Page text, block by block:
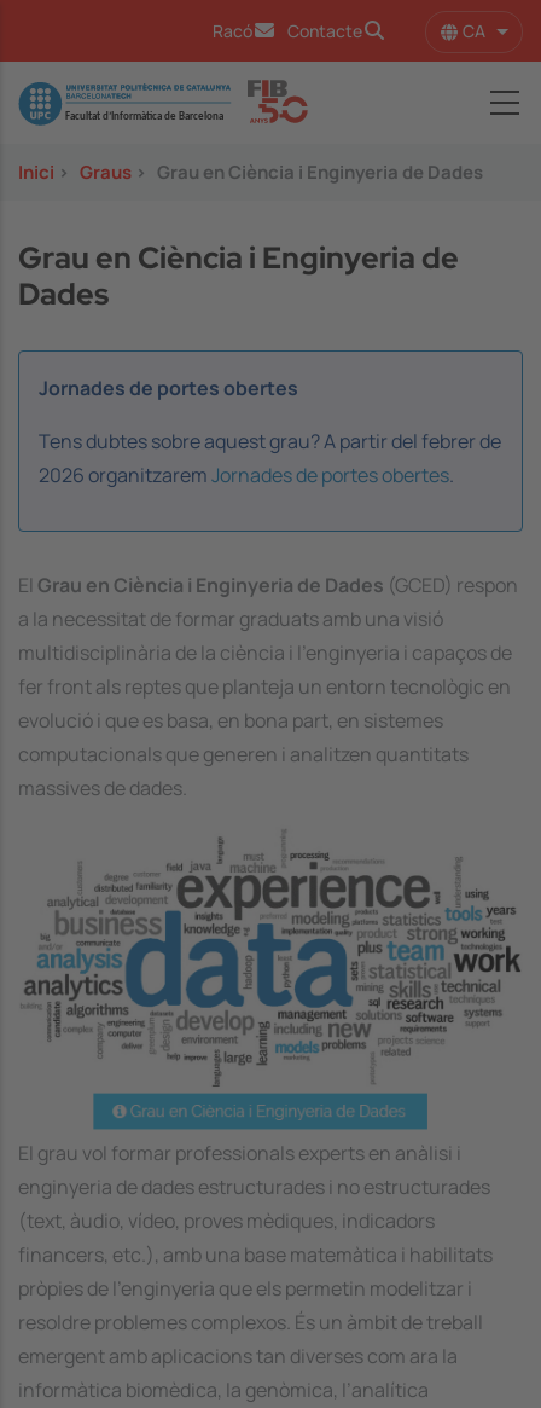
Racó Contacte CA
Image
Inici > Graus > Grau en Ciència i Enginyeria de Dades
Grau en Ciència i Enginyeria de
Dades
Jornades de portes obertes
Tens dubtes sobre aquest grau? A partir del febrer de
2026 organitzaremJornades de portes obertes.
El Grau en Ciència i Enginyeria de Dades (GCED) respon
a la necessitat de formar graduats amb una visió
multidisciplinària de la ciència i l’enginyeria i capaços de
fer front als reptes que planteja un entorn tecnològic en
evolució i que es basa, en bona part, en sistemes
computacionals que generen i analitzen quantitats
massives de dades.
El grau vol formar professionals experts en anàlisi i
enginyeria de dades estructurades i no estructurades
(text, àudio, vídeo, proves mèdiques, indicadors
financers, etc.), amb una base matemàtica i habilitats
pròpies de l’enginyeria que els permetin modelitzar i
resoldre problemes complexos. És un àmbit de treball
emergent amb aplicacions tan diverses com ara la
informàtica biomèdica, la genòmica, l’analítica